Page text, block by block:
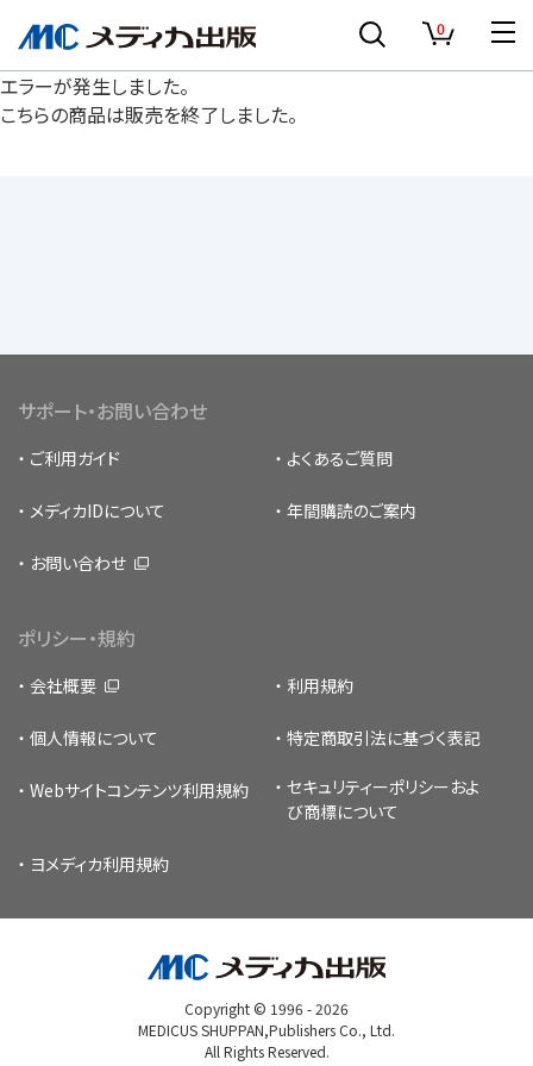
0
エラーが発生しました。
こちらの商品は販売を終了しました。
サポート・お問い合わせ
ご利用ガイド よくあるご質問
メディカIDについて 年間購読のご案内
お問い合わせ
ポリシー・規約
会社概要 利用規約
個人情報について 特定商取引法に基づく表記
Webサイトコンテンツ利用規約 セキュリティーポリシー およ
び商標について
ヨメディカ利用規約
Copyright © 1996 -2026
MEDICUS SHUPPAN,Publishers Co., Ltd.
All Rights Reserved.